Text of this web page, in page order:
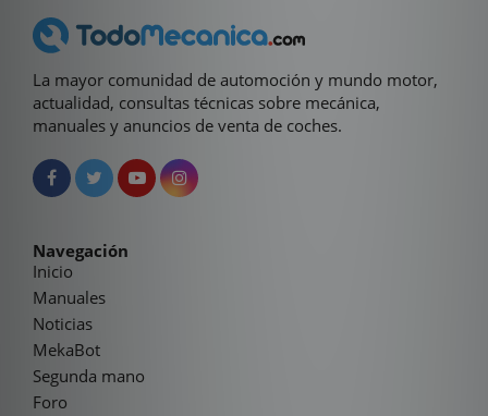
La mayor comunidad de automoción y mundo motor,
actualidad, consultas técnicas sobre mecánica,
manuales y anuncios de venta de coches.
Navegación
Inicio
Manuales
Noticias
MekaBot
Segunda mano
Foro